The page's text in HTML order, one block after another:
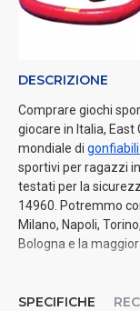
DESCRIZIONE
Comprare giochi
giocare in Italia,
mondiale di
sportivi per ragazzi
testati per la
14960. Potremmo
Milano, Napoli,
Bologna e la
SPECIFICHE